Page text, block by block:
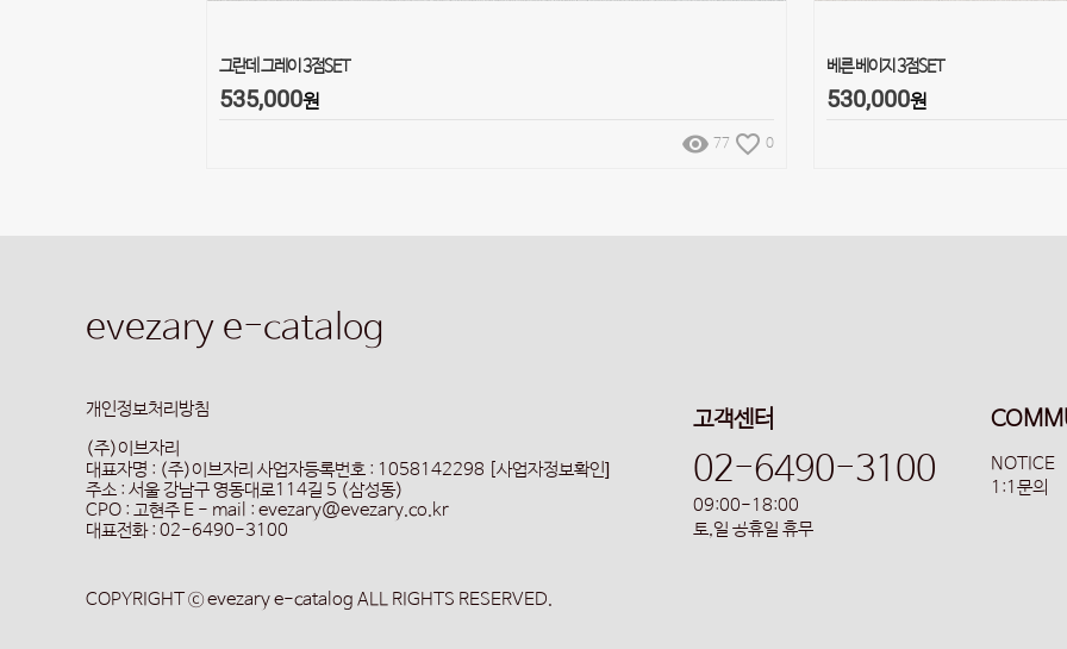
그란데 그레이 3점SET
535,000원
remove_red_eye 77 favorite_border 0
베른 베이지 3점SET
530,000원
evezary e-catalog
고객센터
02-6490-3100
09:00-18:00
토,일 공휴일 휴무
NOTICE
1:1문의
개인정보처리방침
(주)이브자리
대표자명 : (주)이브자리 사업자등록번호 : 1058142298 [사업자정보확인]
주소 : 서울 강남구 영동대로114길 5 (삼성동)
CPO : 고현주 E - mail : evezary@evezary.co.kr
대표전화 : 02-6490-3100
COPYRIGHT ⓒ evezary e-catalog ALL RIGHTS RESERVED.